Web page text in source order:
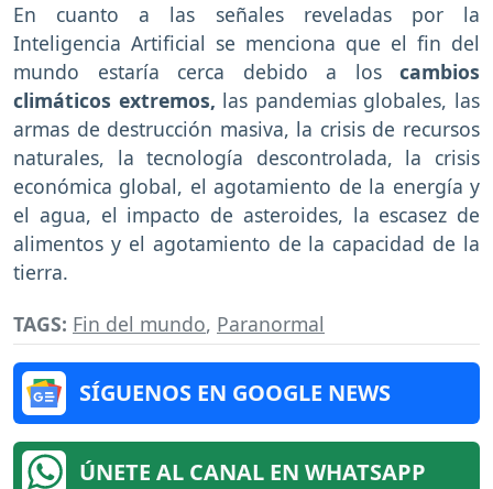
En cuanto a las señales reveladas por la
Inteligencia Artificial se menciona que el fin del
mundo estaría cerca debido a los cambios
climáticos extremos, las pandemias globales, las
armas de destrucción masiva, la crisis de recursos
naturales, la tecnología descontrolada, la crisis
económica global, el agotamiento de la energía y
el agua, el impacto de asteroides, la escasez de
alimentos y el agotamiento de la capacidad de la
tierra.
TAGS: Fin del mundo, Paranormal
SÍGUENOS EN GOOGLE NEWS
ÚNETE AL CANAL EN WHATSAPP